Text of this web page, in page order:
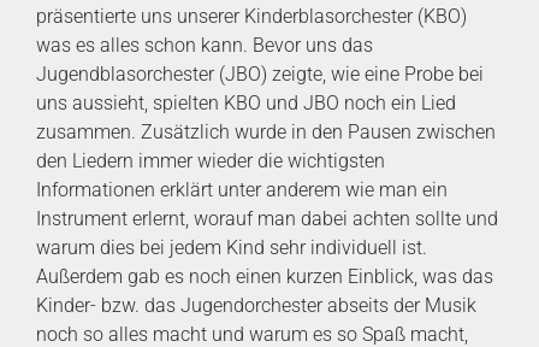
präsentierte uns unserer Kinderblasorchester (KBO)
was es alles schon kann. Bevor uns das
Jugendblasorchester (JBO) zeigte, wie eine Probe bei
uns aussieht, spielten KBO und JBO noch ein Lied
zusammen. Zusätzlich wurde in den Pausen zwischen
den Liedern immer wieder die wichtigsten
Informationen erklärt unter anderem wie man ein
Instrument erlernt, worauf man dabei achten sollte und
warum dies bei jedem Kind sehr individuell ist.
Außerdem gab es noch einen kurzen Einblick, was das
Kinder- bzw. das Jugendorchester abseits der Musik
noch so alles macht und warum es so Spaß macht,